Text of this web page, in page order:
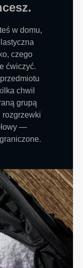
w domu,
czego
ćwiczyć.
chwil
grupą
rozgrzewki
—